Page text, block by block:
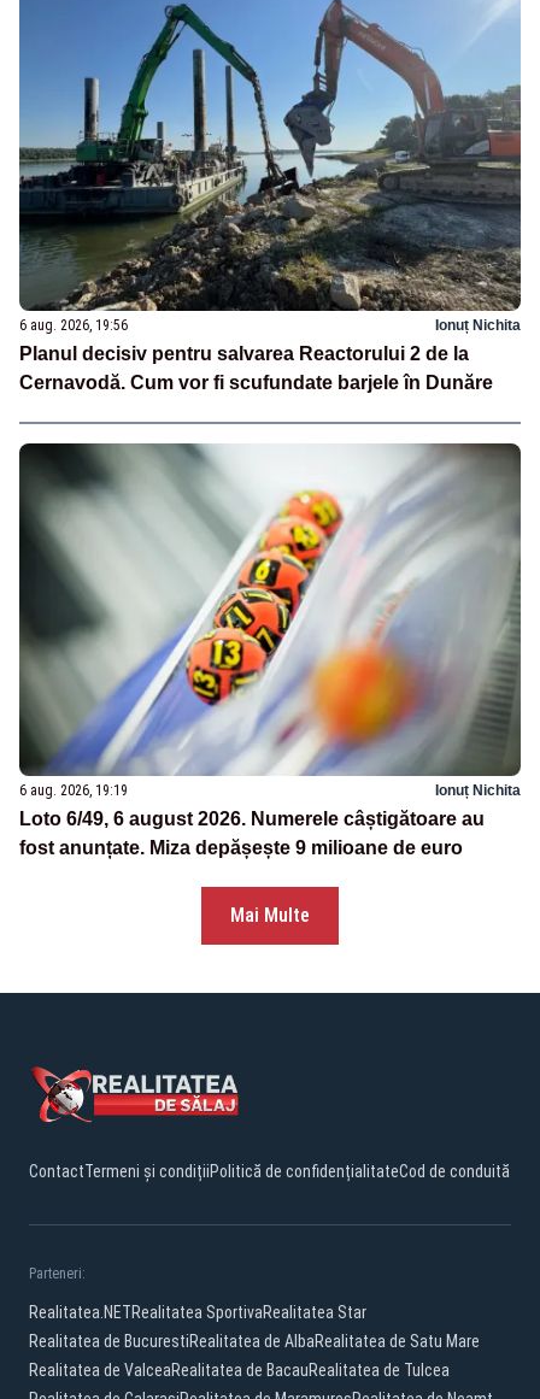
6 aug. 2026, 19:56 Ionuț Nichita
Planul decisiv pentru salvarea Reactorului 2 de la
Cernavodă. Cum vor fi scufundate barjele în Dunăre
6 aug. 2026, 19:19 Ionuț Nichita
Loto 6/49, 6 august 2026. Numerele câștigătoare au
fost anunțate. Miza depășește 9 milioane de euro
Mai Multe
ContactTermeni și condițiiPolitică de confidențialitateCod de conduită
Parteneri:
Realitatea.NETRealitatea SportivaRealitatea Star
Realitatea de BucurestiRealitatea de AlbaRealitatea de Satu Mare
Realitatea de ValceaRealitatea de BacauRealitatea de Tulcea